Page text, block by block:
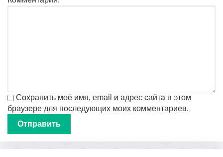
Сохранить моё имя, email и адрес сайта в этом
браузере для последующих моих комментариев.